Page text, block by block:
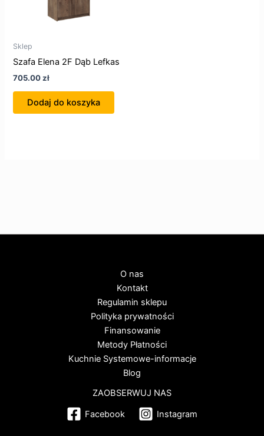
Sklep
Szafa Elena 2F Dąb Lefkas
705.00zł
Dodaj do koszyka
O nas
Kontakt
Regulamin sklepu
Polityka prywatności
Finansowanie
Metody Płatności
Kuchnie Systemowe-informacje
Blog
ZAOBSERWUJ NAS
Facebook
Instagram